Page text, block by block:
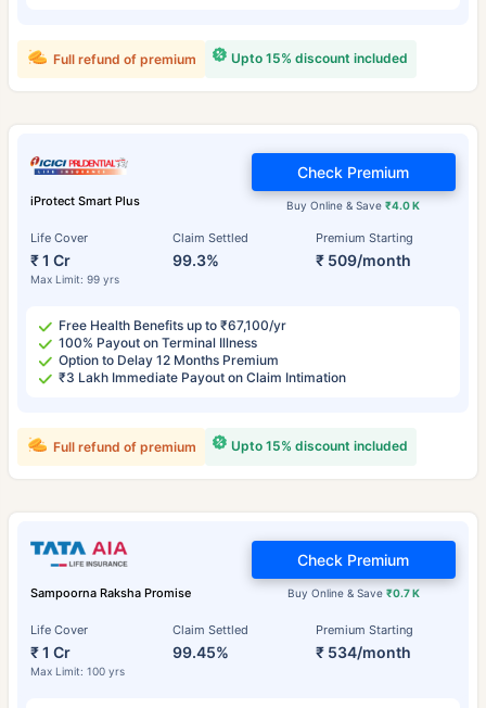
Upto 15% discount included
Full refund of premium
iProtect Smart Plus
Life Cover
₹ 1 Cr
Max Limit: 99 yrs
Claim Settled
99.3%
Premium Starting
₹ 509/month
Buy Online & Save₹4.0 K
Check Premium
Free Health Benefits up to ₹67,100/yr
100% Payout on Terminal Illness
Option to Delay 12 Months Premium
₹3 Lakh Immediate Payout on Claim Intimation
Upto 15% discount included
Full refund of premium
Sampoorna Raksha Promise
Life Cover
₹ 1 Cr
Max Limit: 100 yrs
Claim Settled
99.45%
Premium Starting
₹ 534/month
Buy Online & Save ₹0.7 K
Check Premium